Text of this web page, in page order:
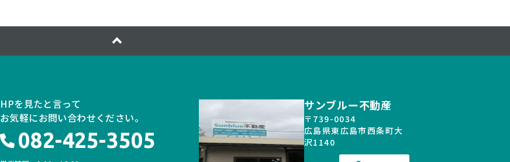
HPを見たと言って
お気軽にお問い合わせください。
082-425-3505
サンブルー不動産
〒739-0034
広島県東広島市西条町大
沢1140